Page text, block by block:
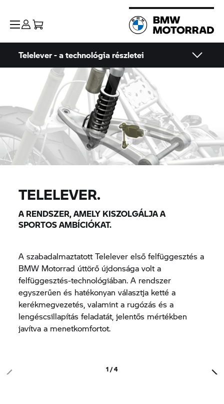
Telelever - a technológia részletei
TELELEVER.
A RENDSZER, AMELY KISZOLGÁLJA A
SPORTOS AMBÍCIÓKAT.
A szabadalmaztatott Telelever első felfüggesztés a
BMW Motorrad úttörő újdonsága volt a
felfüggesztés-technológiában. A rendszer
egyszerűen és hatékonyan választja ketté a
kerékmegvezetés, valamint a rugózás és a
lengéscsillapítás feladatát, jelentős mértékben
javítva a menetkomfortot.
1 / 4